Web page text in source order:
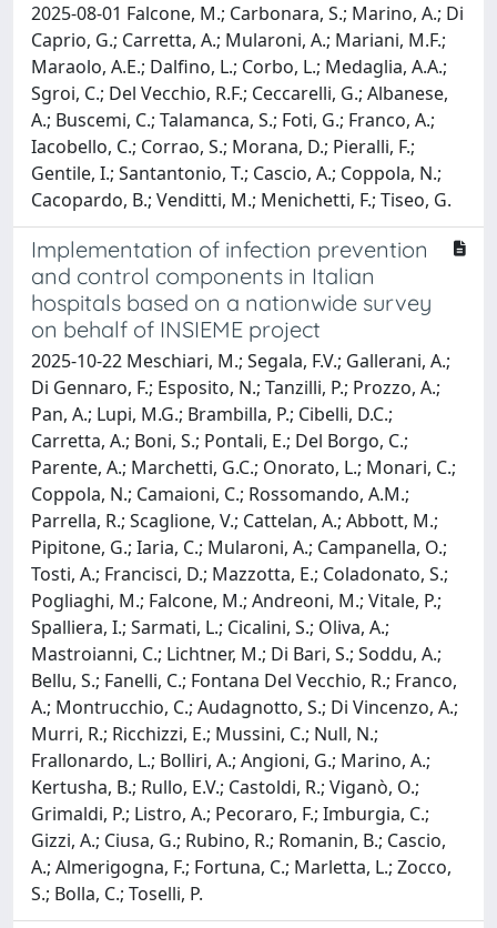
2025-08-01 Falcone, M.; Carbonara, S.; Marino, A.; Di
Caprio, G.; Carretta, A.; Mularoni, A.; Mariani, M.F.;
Maraolo, A.E.; Dalfino, L.; Corbo, L.; Medaglia, A.A.;
Sgroi, C.; Del Vecchio, R.F.; Ceccarelli, G.; Albanese,
A.; Buscemi, C.; Talamanca, S.; Foti, G.; Franco, A.;
Iacobello, C.; Corrao, S.; Morana, D.; Pieralli, F.;
Gentile, I.; Santantonio, T.; Cascio, A.; Coppola, N.;
Cacopardo, B.; Venditti, M.; Menichetti, F.; Tiseo, G.
Implementation of infection prevention
and control components in Italian
hospitals based on a nationwide survey
on behalf of INSIEME project
2025-10-22 Meschiari, M.; Segala, F.V.; Gallerani, A.;
Di Gennaro, F.; Esposito, N.; Tanzilli, P.; Prozzo, A.;
Pan, A.; Lupi, M.G.; Brambilla, P.; Cibelli, D.C.;
Carretta, A.; Boni, S.; Pontali, E.; Del Borgo, C.;
Parente, A.; Marchetti, G.C.; Onorato, L.; Monari, C.;
Coppola, N.; Camaioni, C.; Rossomando, A.M.;
Parrella, R.; Scaglione, V.; Cattelan, A.; Abbott, M.;
Pipitone, G.; Iaria, C.; Mularoni, A.; Campanella, O.;
Tosti, A.; Francisci, D.; Mazzotta, E.; Coladonato, S.;
Pogliaghi, M.; Falcone, M.; Andreoni, M.; Vitale, P.;
Spalliera, I.; Sarmati, L.; Cicalini, S.; Oliva, A.;
Mastroianni, C.; Lichtner, M.; Di Bari, S.; Soddu, A.;
Bellu, S.; Fanelli, C.; Fontana Del Vecchio, R.; Franco,
A.; Montrucchio, C.; Audagnotto, S.; Di Vincenzo, A.;
Murri, R.; Ricchizzi, E.; Mussini, C.; Null, N.;
Frallonardo, L.; Bolliri, A.; Angioni, G.; Marino, A.;
Kertusha, B.; Rullo, E.V.; Castoldi, R.; Viganò, O.;
Grimaldi, P.; Listro, A.; Pecoraro, F.; Imburgia, C.;
Gizzi, A.; Ciusa, G.; Rubino, R.; Romanin, B.; Cascio,
A.; Almerigogna, F.; Fortuna, C.; Marletta, L.; Zocco,
S.; Bolla, C.; Toselli, P.